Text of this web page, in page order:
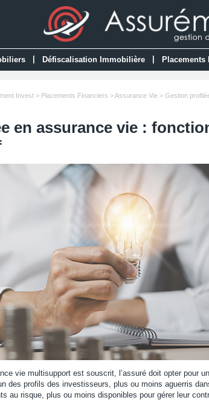
Défiscalisation Immobilière Placements
Invest> Placements Financiers >Assurance Vie> Gestion
en assurance vie :
vie multisupport est souscrit, l’assuré doit opter pour
des profils des investisseurs, plus ou moins aguerris
au risque, plus ou moins disponibles pour gérer leur